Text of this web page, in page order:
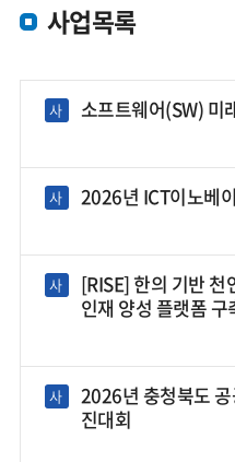
사업목록
사 소프트웨어(SW) 미
사 2026년 ICT이노베
사
[RISE] 한의 기반 천
인재 양성 플랫폼 구
사
2026년 충청북도
진대회